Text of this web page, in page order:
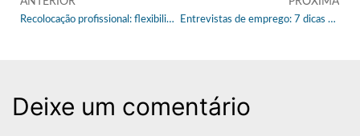
Recolocação profissional: flexibilidade está pesando na busca por emprego Entrevistas de emprego: 7 dicas sobre o que evitar para não ‘quebrar o encanto’
Deixe um comentário